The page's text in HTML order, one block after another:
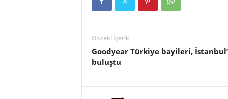
Önceki İçerik
Goodyear Türkiye bayileri,
buluştu